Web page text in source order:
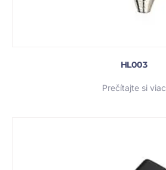
HL003
Prečítajte si viac